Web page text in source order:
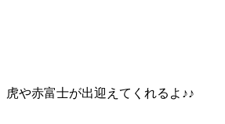
虎や赤富士が出迎えてくれるよ♪♪